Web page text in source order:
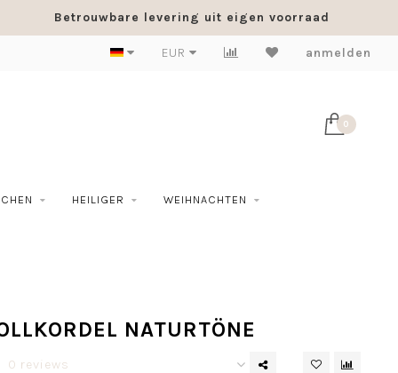
Betrouwbare levering uit eigen voorraad
EUR anmelden
0
HEILIGER WEIHNACHTEN
NATURTÖNE
0 reviews